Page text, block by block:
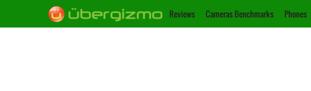
Reviews Cameras Benchmarks Phones